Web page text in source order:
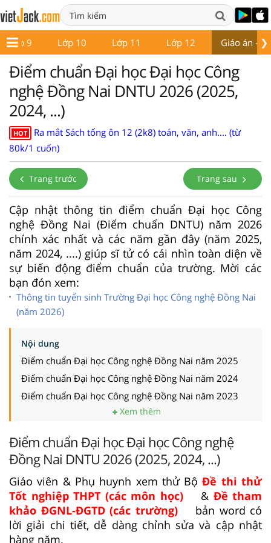
❯
Lớp 9 Lớp 10 Lớp 11 Lớp 12 Giáo án -
Điểm chuẩn Đại học Đại học Công
nghệ Đồng Nai DNTU 2026 (2025,
2024, ...)
HOT
Ra mắt Sách tổng ôn 12 (2k8) toán, văn, anh.... (từ
80k/1 cuốn)
Trang trước Trang sau
Cập nhật thông tin điểm chuẩn Đại học Công
nghệ Đồng Nai (Điểm chuẩn DNTU) năm 2026
chính xác nhất và các năm gần đây (năm 2025,
năm 2024, ....) giúp sĩ tử có cái nhìn toàn diện về
sự biến động điểm chuẩn của trường. Mời các
bạn đón xem:
Thông tin tuyển sinh Trường Đại học Công nghệ Đồng Nai
(năm 2026)
Nội dung
Điểm chuẩn Đại học Công nghệ Đồng Nai năm 2025
Điểm chuẩn Đại học Công nghệ Đồng Nai năm 2024
Điểm chuẩn Đại học Công nghệ Đồng Nai năm 2023
Xem thêm
Điểm chuẩn Đại học Đại học Công nghệ
Đồng Nai DNTU 2026 (2025, 2024, ...)
Giáo viên & Phụ huynh xem thử BộĐề thi thử
Tốt nghiệp THPT (các môn học)
& Đề tham
khảo ĐGNL-ĐGTD (các trường)
bản word có
lời giải chi tiết, dễ dàng chỉnh sửa và cập nhật
hàng năm.